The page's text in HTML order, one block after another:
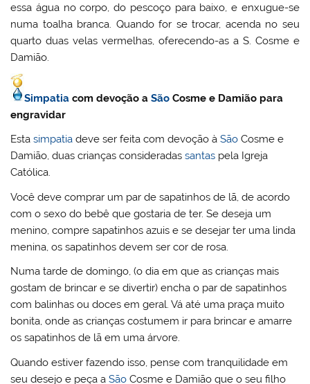
essa água no corpo, do pescoço para baixo, e enxugue-se
numa toalha branca. Quando for se trocar, acenda no seu
quarto duas velas vermelhas, oferecendo-as a S. Cosme e
Damião.
Simpatia com devoção aSão Cosme e Damião para
engravidar
Estasimpatia deve ser feita com devoção àSão Cosme e
Damião, duas crianças consideradassantas pela Igreja
Católica.
Você deve comprar um par de sapatinhos de lã, de acordo
com o sexo do bebê que gostaria de ter. Se deseja um
menino, compre sapatinhos azuis e se desejar ter uma linda
menina, os sapatinhos devem ser cor de rosa.
Numa tarde de domingo, (o dia em que as crianças mais
gostam de brincar e se divertir) encha o par de sapatinhos
com balinhas ou doces em geral. Vá até uma praça muito
bonita, onde as crianças costumem ir para brincar e amarre
os sapatinhos de lã em uma árvore.
Quando estiver fazendo isso, pense com tranquilidade em
seu desejo e peça aSão Cosme e Damião que o seu filho